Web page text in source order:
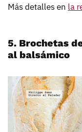
Más detalles en la
5. Brochetas
al balsámico